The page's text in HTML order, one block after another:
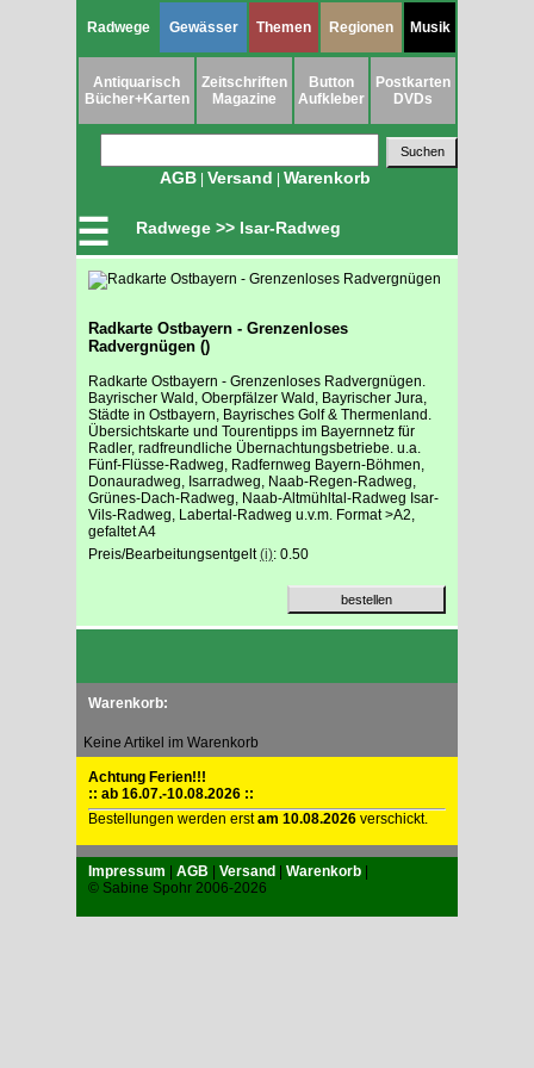
Radwege Gewässer Themen Regionen Musik
Antiquarisch
Bücher+Karten
Zeitschriften
Magazine
Button
Aufkleber
Postkarten
DVDs
AGB | Versand | Warenkorb
☰ Radwege >> Isar-Radweg
Radkarte Ostbayern - Grenzenloses
Radvergnügen ()
Radkarte Ostbayern - Grenzenloses Radvergnügen.
Bayrischer Wald, Oberpfälzer Wald, Bayrischer Jura,
Städte in Ostbayern, Bayrisches Golf & Thermenland.
Übersichtskarte und Tourentipps im Bayernnetz für
Radler, radfreundliche Übernachtungsbetriebe. u.a.
Fünf-Flüsse-Radweg, Radfernweg Bayern-Böhmen,
Donauradweg, Isarradweg, Naab-Regen-Radweg,
Grünes-Dach-Radweg, Naab-Altmühltal-Radweg Isar-
Vils-Radweg, Labertal-Radweg u.v.m. Format >A2,
gefaltet A4
Preis/Bearbeitungsentgelt(i): 0.50
Warenkorb:
Keine Artikel im Warenkorb
Achtung Ferien!!!
:: ab 16.07.-10.08.2026 ::
Bestellungen werden erstam 10.08.2026 verschickt.
Impressum | AGB | Versand | Warenkorb |
© Sabine Spohr 2006-2026